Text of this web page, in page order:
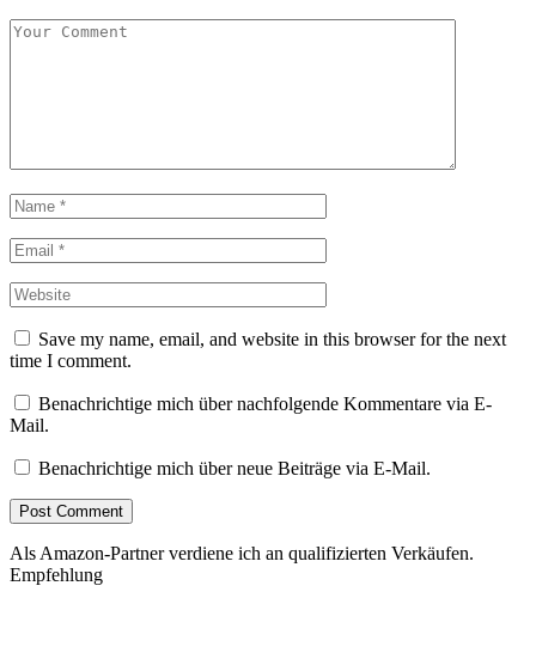
Save my name, email, and website in this browser for the next
time I comment.
Benachrichtige mich über nachfolgende Kommentare via E-
Mail.
Benachrichtige mich über neue Beiträge via E-Mail.
Als Amazon-Partner verdiene ich an qualifizierten Verkäufen.
Empfehlung